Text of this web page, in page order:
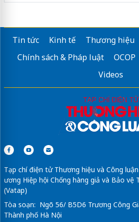
Tin tức Kinh tế Thương hiệu
Chính sách & Pháp luật
OCOP
Videos
Tạp chí điện tử Thương hiệu và Công
ương Hiệp hội Chống hàng giả và Bảo vệ
(Vatap)
Tòa soạn: Ngõ 56/ B5D6 Trương Công
Thành phố Hà Nội